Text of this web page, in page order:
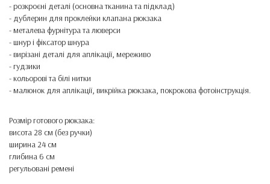
- розкроєні деталі (основна тканина та підклад)
- дублерин для проклейки клапана рюкзака
- металева фурнітура та люверси
- шнур і фіксатор шнура
- вирізані деталі для аплікації, мереживо
- гудзики
- кольорові та білі нитки
- малюнок для аплікації, викрійка рюкзака, покрокова фотоінструкція.
Розмір готового рюкзака:
висота 28 см (без ручки)
ширина 24 см
глибина 6 см
регульовані ремені